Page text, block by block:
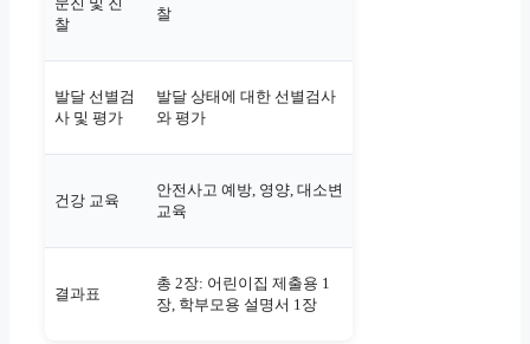
찰
찰
발달 선별검
사 및 평가
발달 상태에 대한 선별검사
와 평가
건강 교육
안전사고 예방, 영양, 대소변
교육
결과표
총 2장: 어린이집 제출용 1
장, 학부모용 설명서 1장